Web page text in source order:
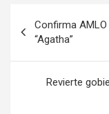
de
entradas
Confirma
“Agatha”
Revierte